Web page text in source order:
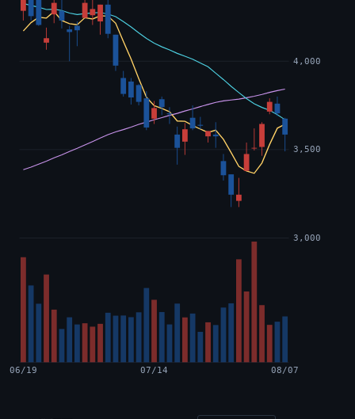
3,000
3,500
4,000
06/19 07/14 08/07